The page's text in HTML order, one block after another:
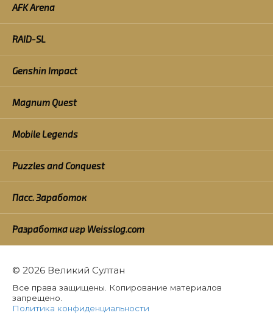
AFK Arena
RAID-SL
Genshin Impact
Magnum Quest
Mobile Legends
Puzzles and Conquest
Пасс. Заработок
Разработка игр Weisslog.com
© 2026 Великий Султан
Все права защищены. Копирование материалов
запрещено.
Политика конфиденциальности